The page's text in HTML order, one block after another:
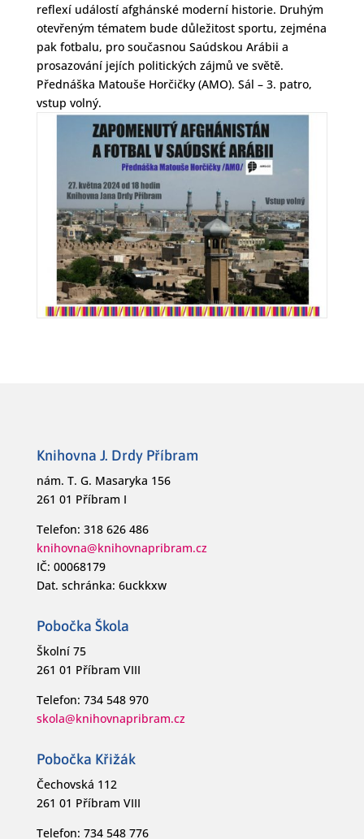
reflexí událostí afghánské moderní historie. Druhým
otevřeným tématem bude důležitost sportu, zejména
pak fotbalu, pro současnou Saúdskou Arábii a
prosazování jejích politických zájmů ve světě.
Přednáška Matouše Horčičky (AMO). Sál – 3. patro,
vstup volný.
Knihovna J. Drdy Příbram
nám. T. G. Masaryka 156
261 01 Příbram I
Telefon: 318 626 486
knihovna@knihovnapribram.cz
IČ: 00068179
Dat. schránka: 6uckkxw
Pobočka Škola
Školní 75
261 01 Příbram VIII
Telefon: 734 548 970
skola@knihovnapribram.cz
Pobočka Křižák
Čechovská 112
261 01 Příbram VIII
Telefon: 734 548 776